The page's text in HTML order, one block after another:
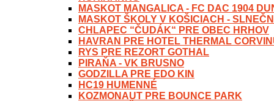
MASKOT MANGALICA - FC DAC 1904
MASKOT ŠKOLY V KOŠICIACH -
CHLAPEC “ČUDÁK“ PRE OBEC HRHOV
HAVRAN PRE HOTEL THERMAL
RYS PRE REZORT GOTHAL
PIRAŇA - VK BRUSNO
GODZILLA PRE EDO KIN
HC19 HUMENNÉ
KOZMONAUT PRE BOUNCE PARK